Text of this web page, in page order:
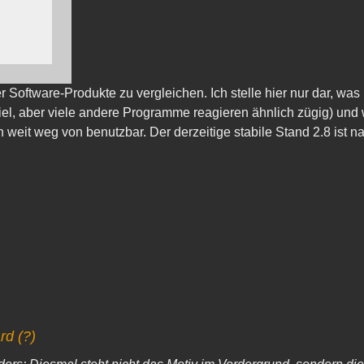
Videos
Software-Produkte zu vergleichen. Ich stelle hier nur dar,
aber viele andere Programme reagieren ähnlich zügig)
weg von benutzbar. Der derzeitige stabile Stand 2.8 ist
(?)